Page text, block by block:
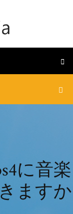
に音楽
ますか